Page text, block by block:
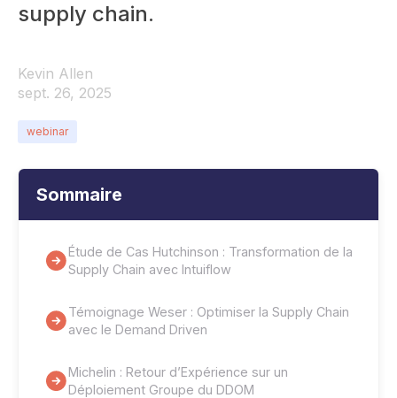
supply chain.
Kevin Allen
sept. 26, 2025
webinar
Sommaire
Étude de Cas Hutchinson : Transformation de la
Supply Chain avec Intuiflow
Témoignage Weser : Optimiser la Supply Chain
avec le Demand Driven
Michelin : Retour d’Expérience sur un
Déploiement Groupe du DDOM